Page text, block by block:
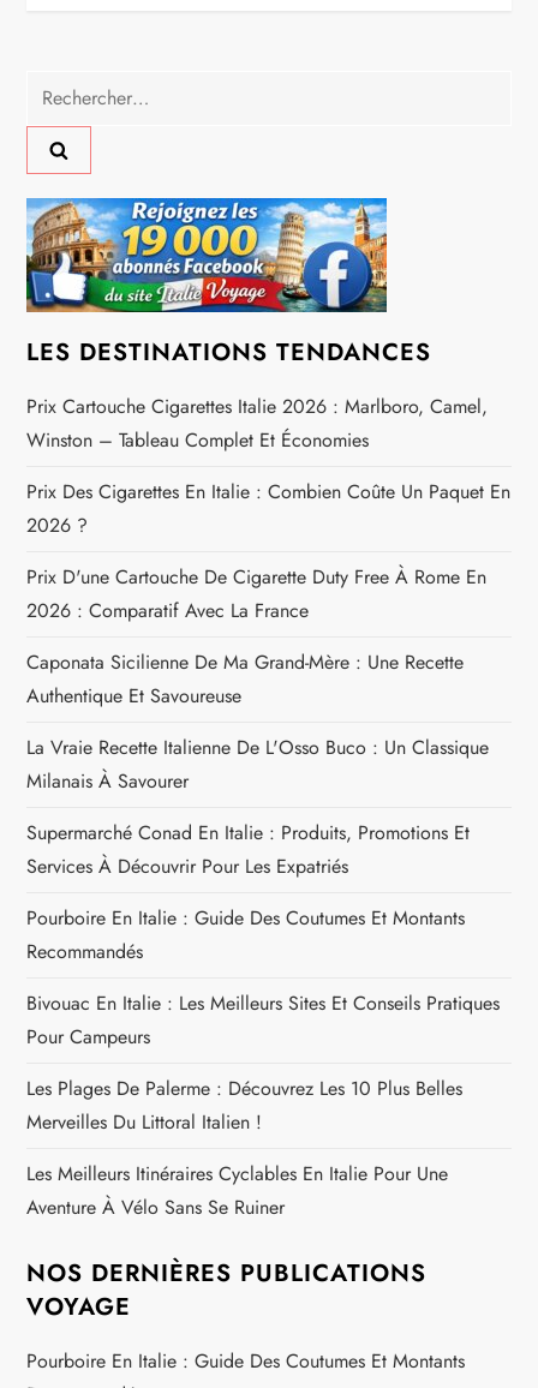
g
a
t
i
o
n
d
e
l
’
r
t
c
l
Rechercher :
LES DESTINATIONS TENDANCES
Prix Cartouche Cigarettes Italie 2026 : Marlboro, Camel,
Winston – Tableau Complet Et Économies
Prix Des Cigarettes En Italie : Combien Coûte Un Paquet En
2026 ?
Prix D'une Cartouche De Cigarette Duty Free À Rome En
2026 : Comparatif Avec La France
Caponata Sicilienne De Ma Grand-Mère : Une Recette
Authentique Et Savoureuse
La Vraie Recette Italienne De L'Osso Buco : Un Classique
Milanais À Savourer
Supermarché Conad En Italie : Produits, Promotions Et
Services À Découvrir Pour Les Expatriés
Pourboire En Italie : Guide Des Coutumes Et Montants
Recommandés
Bivouac En Italie : Les Meilleurs Sites Et Conseils Pratiques
Pour Campeurs
Les Plages De Palerme : Découvrez Les 10 Plus Belles
Merveilles Du Littoral Italien !
Les Meilleurs Itinéraires Cyclables En Italie Pour Une
Aventure À Vélo Sans Se Ruiner
NOS DERNIÈRES PUBLICATIONS
VOYAGE
Pourboire En Italie : Guide Des Coutumes Et Montants